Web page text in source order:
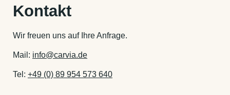
Kontakt
Wir freuen uns auf Ihre Anfrage.
Mail: info@carvia.de
Tel: +49 (0) 89 954 573 640